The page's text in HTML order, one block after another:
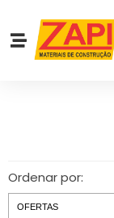
Ordenar por: